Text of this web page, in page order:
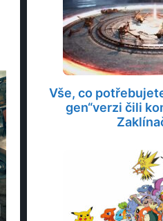
Vše, co
gen“verzi čili